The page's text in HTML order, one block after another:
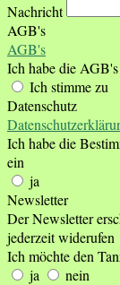
Nachricht
AGB's
AGB's
Ich habe die
Ich stimme zu
Datenschutz
Ich habe die
ein
ja
Newsletter
Der Newsletter
jederzeit widerufen
Ich möchte den
ja
nein